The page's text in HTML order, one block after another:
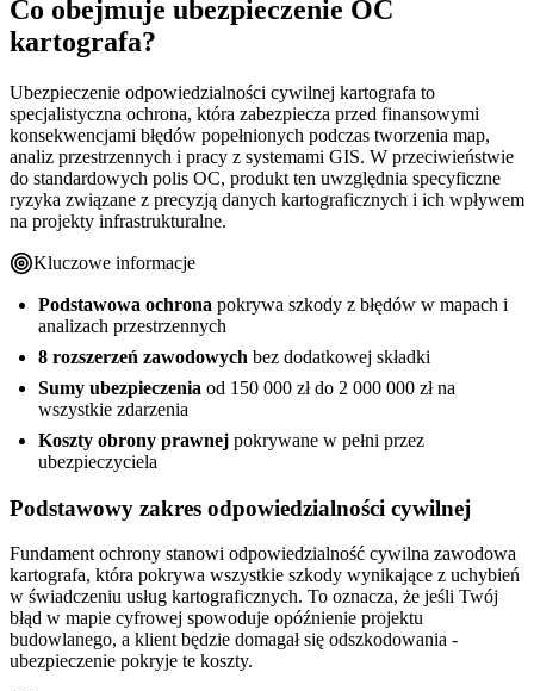
Co obejmuje ubezpieczenie OC
kartografa?
Ubezpieczenie odpowiedzialności cywilnej kartografa to
specjalistyczna ochrona, która zabezpiecza przed finansowymi
konsekwencjami błędów popełnionych podczas tworzenia map,
analiz przestrzennych i pracy z systemami GIS. W przeciwieństwie
do standardowych polis OC, produkt ten uwzględnia specyficzne
ryzyka związane z precyzją danych kartograficznych i ich wpływem
na projekty infrastrukturalne.
Kluczowe informacje
Podstawowa ochrona pokrywa szkody z błędów w mapach i
analizach przestrzennych
8 rozszerzeń zawodowych bez dodatkowej składki
Sumy ubezpieczenia od 150 000 zł do 2 000 000 zł na
wszystkie zdarzenia
Koszty obrony prawnej pokrywane w pełni przez
ubezpieczyciela
Podstawowy zakres odpowiedzialności cywilnej
Fundament ochrony stanowi odpowiedzialność cywilna zawodowa
kartografa, która pokrywa wszystkie szkody wynikające z uchybień
w świadczeniu usług kartograficznych. To oznacza, że jeśli Twój
błąd w mapie cyfrowej spowoduje opóźnienie projektu
budowlanego, a klient będzie domagał się odszkodowania -
ubezpieczenie pokryje te koszty.